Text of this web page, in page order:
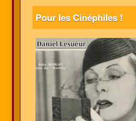
Pour les Cinéphiles !